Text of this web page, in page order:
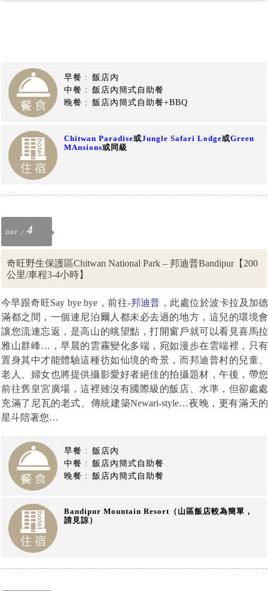
早餐 : 飯店內
中餐 : 飯店內簡式自助餐
晚餐 : 飯店內簡式自助餐+BBQ
Chitwan Paradise或Jungle Safari Lodge或Green
MAnsions或同級
4
奇旺野生保護區Chitwan National Park – 邦迪普Bandipur【200
公里/車程3-4小時】
今早跟奇旺Say bye bye ，前往-邦迪普 ，此處位於波卡拉及加德
滿都之間，一個連尼泊爾人都未必去過的地方，這兒的環境會
讓您流連忘返，是高山的晀望點，打開窗戶就可以看見喜馬拉
雅山群峰…，早晨的雲霧變化多端，宛如漫步在雲端裡，只有
置身其中才能體驗這種彷如仙境的奇景，而邦迪普村的兒童、
老人、婦女也將提供攝影愛好者絕佳的拍攝題材，午後，帶您
前往舊皇宮廣場，這裡雖沒有國際級的飯店、水準，但卻處處
充滿了尼瓦的老式、傳統建築Newari-style…夜晚，更有滿天的
星斗陪著您…
早餐 : 飯店內
中餐 : 飯店內簡式自助餐
晚餐 : 飯店內簡式自助餐
Bandipur Mountain Resort （山區飯店較為簡單，
請見諒）